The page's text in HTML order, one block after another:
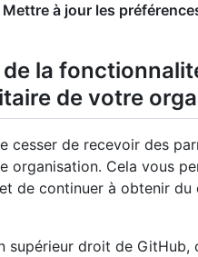
Mettre à jour les
la
de votre
cesser de recevoir des
organisation. Cela vous
de continuer à obtenir
supérieur droit de